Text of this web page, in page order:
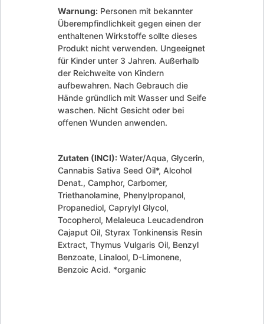
Warnung: Personen mit bekannter
Überempfindlichkeit gegen einen der
enthaltenen Wirkstoffe sollte dieses
Produkt nicht verwenden. Ungeeignet
für Kinder unter 3 Jahren. Außerhalb
der Reichweite von Kindern
aufbewahren. Nach Gebrauch die
Hände gründlich mit Wasser und Seife
waschen. Nicht Gesicht oder bei
offenen Wunden anwenden.
Zutaten (INCI): Water/Aqua, Glycerin,
Cannabis Sativa Seed Oil*, Alcohol
Denat., Camphor, Carbomer,
Triethanolamine, Phenylpropanol,
Propanediol, Caprylyl Glycol,
Tocopherol, Melaleuca Leucadendron
Cajaput Oil, Styrax Tonkinensis Resin
Extract, Thymus Vulgaris Oil, Benzyl
Benzoate, Linalool, D-Limonene,
Benzoic Acid. *organic